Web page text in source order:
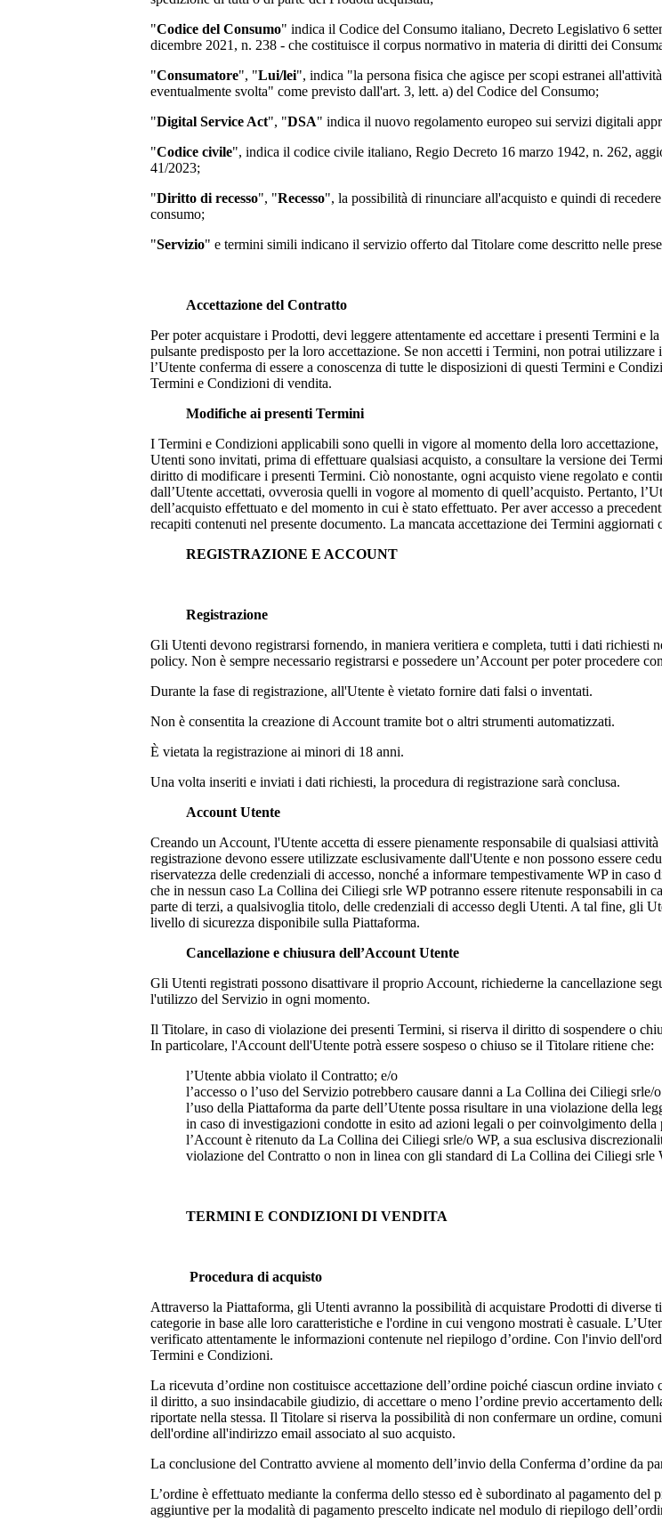
"Codice del Consumo" indica il Codice del Consumo italiano, Decreto Legislativo 6
dicembre 2021, n. 238 - che costituisce il corpus normativo in materia di diritti dei
"Consumatore", "Lui/lei", indica "la persona fisica che agisce per scopi estranei
eventualmente svolta" come previsto dall'art. 3, lett. a) del Codice del Consumo;
"Digital Service Act", "DSA" indica il nuovo regolamento europeo sui servizi digitali
"Codice civile", indica il codice civile italiano, Regio Decreto 16 marzo 1942, n. 262,
41/2023;
"Diritto di recesso", "Recesso", la possibilità di rinunciare all'acquisto e quindi di
consumo;
"Servizio" e termini simili indicano il servizio offerto dal Titolare come descritto nelle
Accettazione del Contratto
Per poter acquistare i Prodotti, devi leggere attentamente ed accettare i presenti Termini e
pulsante predisposto per la loro accettazione. Se non accetti i Termini, non potrai
l’Utente conferma di essere a conoscenza di tutte le disposizioni di questi Termini e
Termini e Condizioni di vendita.
Modifiche ai presenti Termini
I Termini e Condizioni applicabili sono quelli in vigore al momento della loro
Utenti sono invitati, prima di effettuare qualsiasi acquisto, a consultare la versione dei
diritto di modificare i presenti Termini. Ciò nonostante, ogni acquisto viene regolato e
dall’Utente accettati, ovverosia quelli in vogore al momento di quell’acquisto. Pertanto,
dell’acquisto effettuato e del momento in cui è stato effettuato. Per aver accesso a
recapiti contenuti nel presente documento. La mancata accettazione dei Termini
REGISTRAZIONE E ACCOUNT
Registrazione
Gli Utenti devono registrarsi fornendo, in maniera veritiera e completa, tutti i dati richiesti
policy. Non è sempre necessario registrarsi e possedere un’Account per poter procedere
Durante la fase di registrazione, all'Utente è vietato fornire dati falsi o inventati.
Non è consentita la creazione di Account tramite bot o altri strumenti automatizzati.
È vietata la registrazione ai minori di 18 anni.
Una volta inseriti e inviati i dati richiesti, la procedura di registrazione sarà conclusa.
Account Utente
Creando un Account, l'Utente accetta di essere pienamente responsabile di qualsiasi
registrazione devono essere utilizzate esclusivamente dall'Utente e non possono essere
riservatezza delle credenziali di accesso, nonché a informare tempestivamente WP in
che in nessun casoLa Collina dei Ciliegi srle WP potranno essere ritenute responsabili in
parte di terzi, a qualsivoglia titolo, delle credenziali di accesso degli Utenti. A tal fine, gli
livello di sicurezza disponibile sulla Piattaforma.
Cancellazione e chiusura dell’Account Utente
Gli Utenti registrati possono disattivare il proprio Account, richiederne la cancellazione
l'utilizzo del Servizio in ogni momento.
Il Titolare, in caso di violazione dei presenti Termini, si riserva il diritto di sospendere o
In particolare, l'Account dell'Utente potrà essere sospeso o chiuso se il Titolare ritiene che:
l’Utente abbia violato il Contratto; e/o
l’accesso o l’uso del Servizio potrebbero causare danni aLa Collina dei Ciliegi srle/
l’uso della Piattaforma da parte dell’Utente possa risultare in una violazione della
in caso di investigazioni condotte in esito ad azioni legali o per coinvolgimento della
l’Account è ritenuto da La Collina dei Ciliegi srle/o WP, a sua esclusiva
violazione del Contratto o non in linea con gli standard diLa Collina dei Ciliegi srle
TERMINI E CONDIZIONI DI VENDITA
Procedura di acquisto
Attraverso la Piattaforma, gli Utenti avranno la possibilità di acquistare Prodotti di
categorie in base alle loro caratteristiche e l'ordine in cui vengono mostrati è casuale.
verificato attentamente le informazioni contenute nel riepilogo d’ordine. Con l'invio
Termini e Condizioni.
La ricevuta d’ordine non costituisce accettazione dell’ordine poiché ciascun ordine
il diritto, a suo insindacabile giudizio, di accettare o meno l’ordine previo accertamento
riportate nella stessa. Il Titolare si riserva la possibilità di non confermare un ordine,
dell'ordine all'indirizzo email associato al suo acquisto.
La conclusione del Contratto avviene al momento dell’invio della Conferma d’ordine da
L’ordine è effettuato mediante la conferma dello stesso ed è subordinato al pagamento del
aggiuntive per la modalità di pagamento prescelto indicate nel modulo di riepilogo